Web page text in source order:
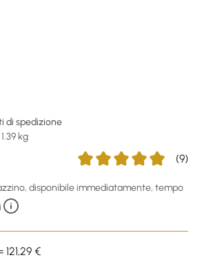
di spedizione
kg
(9)
disponibile immediatamente, tempo
121,29 €